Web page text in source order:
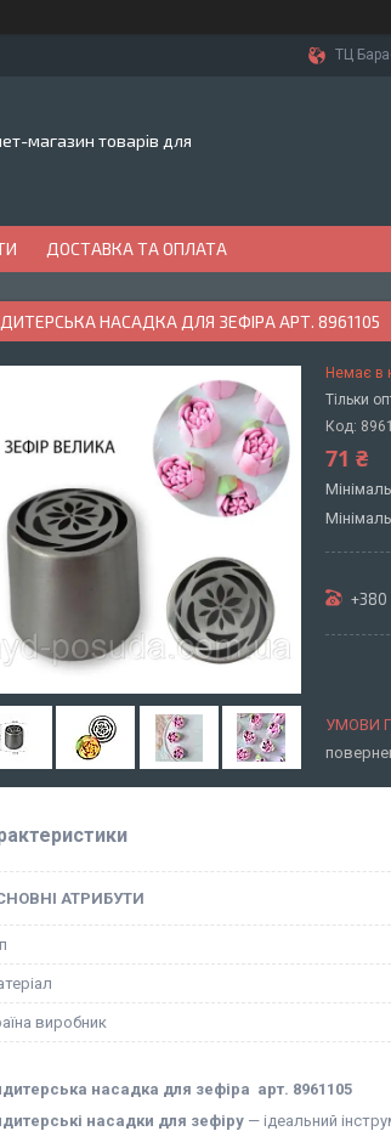
ТЦ
магазин товарів для
ДОСТАВКА ТА ОПЛАТА
НАСАДКА ДЛЯ ЗЕФІРА АРТ. 8961105
Немає в
Тільки
Код:
71 ₴
+380
АТРИБУТИ
виробник
насадка для зефіра арт. 8961105
насадки для зефіру — ідеальний